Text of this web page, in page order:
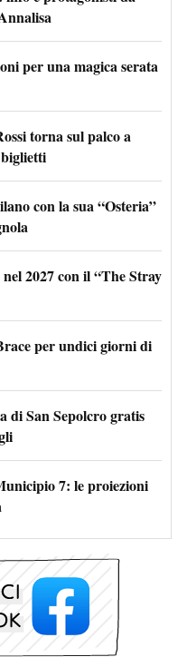
per una magica serata
torna sul palco a
con la sua “Osteria”
2027 con il “The Stray
per undici giorni di
di San Sepolcro gratis
7: le proiezioni